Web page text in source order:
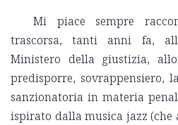
Mi piace sempre
trascorsa, tanti anni fa,
Ministero della giustizia,
predisporre, sovrappensiero,
sanzionatoria in materia
ispirato dalla musica jazz